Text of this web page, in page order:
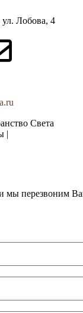
Лобова, 4
Света
|
мы перезвоним